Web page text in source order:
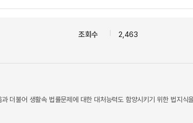
조회수 2,463
더불어 생활속 법률문제에 대한 대처능력도 함양시키기 위한 법지식